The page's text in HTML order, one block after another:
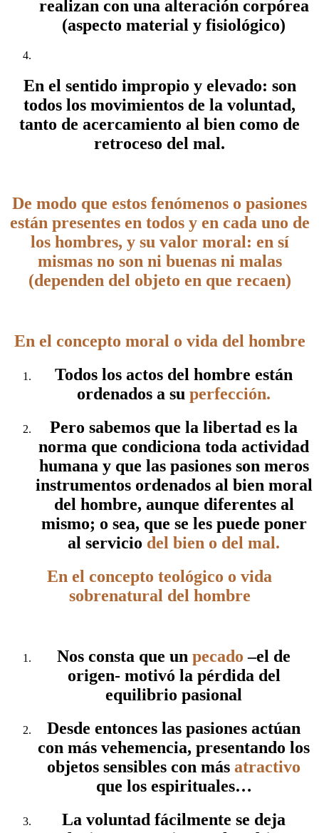
realizan con una alteración corpórea
(aspecto material y fisiológico)
En el sentido impropio y elevado: son
todos los movimientos de la voluntad,
tanto de acercamiento al bien como de
retroceso del mal.
De modo que estos fenómenos o pasiones
están presentes en todos y en cada uno de
los hombres, y su valor moral: en sí
mismas no son ni buenas ni malas
(dependen del objeto en que recaen)
En el concepto moral o vida del hombre
Todos los actos del hombre están
ordenados a su perfección.
Pero sabemos que la libertad es la
norma que condiciona toda actividad
humana y que las pasiones son meros
instrumentos ordenados al bien moral
del hombre, aunque diferentes al
mismo; o sea, que se les puede poner
al servicio del bien o del mal.
En el concepto teológico o vida
sobrenatural del hombre
Nos consta que un pecado –el de
origen- motivó la pérdida del
equilibrio pasional
Desde entonces las pasiones actúan
con más vehemencia, presentando los
objetos sensibles con más atractivo
que los espirituales…
La voluntad fácilmente se deja